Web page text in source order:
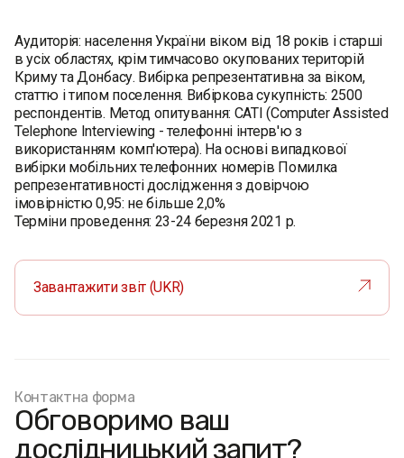
Аудиторія: населення України віком від 18 років і старші
в усіх областях, крім тимчасово окупованих територій
Криму та Донбасу. Вибірка репрезентативна за віком,
статтю і типом поселення. Вибіркова сукупність: 2500
респондентів. Метод опитування: CATI (Computer Assisted
Telephone Interviewing - телефонні інтерв'ю з
використанням комп'ютера). На основі випадкової
вибірки мобільних телефонних номерів Помилка
репрезентативності дослідження з довірчою
імовірністю 0,95: не більше 2,0%
Терміни проведення: 23-24 березня 2021 р.
Завантажити звіт (UKR)
Контактна форма
Обговоримо ваш
дослідницький запит?